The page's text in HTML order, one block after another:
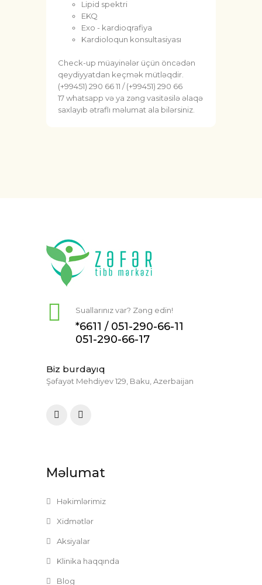
Lipid spektri
EKQ
Exo - kardioqrafiya
Kardioloqun konsultasiyası
Check-up müayinələr üçün öncədən
qeydiyyatdan keçmək mütləqdir.
(+99451) 290 66 11 / (+99451) 290 66
17whatsapp və ya zəng vasitəsilə əlaqə
saxlayıb ətraflı məlumat ala bilərsiniz.
Suallarınız var? Zəng edin!
*6611 / 051-290-66-11
051-290-66-17
Biz burdayıq
Şəfayət Mehdiyev 129, Baku, Azerbaijan
Məlumat
Həkimlərimiz
Xidmətlər
Aksiyalar
Klinika haqqında
Blog